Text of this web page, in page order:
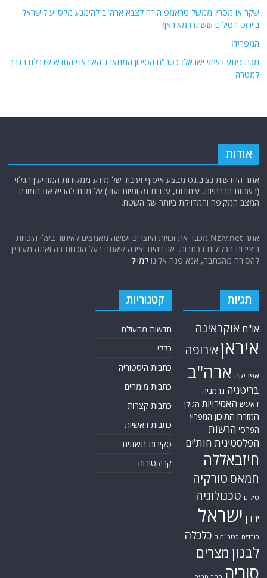
שקר או מסר? ממשל טראמפ הורה לצבא ארה"ב להימנע מלסייע לישראל
ביירוט הטילים ששוגרו מאיראן!
המפריד!
מכת פתע בשמי ישראל: כטב"ם הסילון המתאבד האיראני החדש שנבלם בדרך
למטרה
אודות
אתר החדשות נציב.נט מבצע איסוף ועיבוד של מידע ממקורות המודיעין הגלוי
(רשתות חברתיות, עיתונות, עדויות מקומיות ועוד) על מנת להביא את תמונת
המצב המקיפה והמדויקת ביותר של השטח.
אתר Nziv.net מכבד את זכויות היוצרים ועושה מאמצים לאיתור בעלי הזכויות
ביצירות הכלולות בכתבות. אם זיהית יצירה שאתה בעל הזכויות בה ואתה מעוניין
להסירה מהכתבה, אנא פנה אלינולמייל
תגיות
או"ם אוקראינה
איראן אירופה
אפריקה ארה"ב
בריטניה גרמניה
דאעש האמירויות הגולן
המזרח התיכון המפרץ
הפרסי הרשות
הפלסטינית חות'ים
חיזבאללה
חמאס טורקיה
טילים טכנולוגיה
ירדן ישראל
כורדים כטב"מים כלכלה
לבנון מצרים
סוריה
קטגוריות
חדשות מהעולם
כללי
כתבות היסטוריה
כתבות מומחים
כתבות קצרות
כתבות ראשיות
סקירות תשתית
קריקטורות